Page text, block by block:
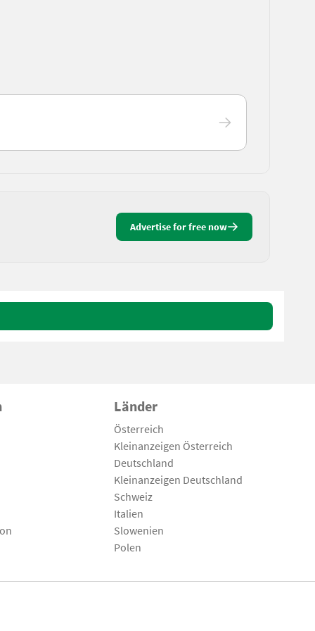
Advertise for free now
Länder
Österreich
Kleinanzeigen Österreich
Deutschland
Kleinanzeigen Deutschland
Schweiz
Italien
Slowenien
Polen